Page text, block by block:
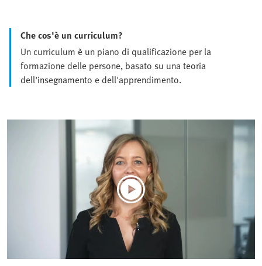
Che cos'è un curriculum?
Un curriculum è un piano di qualificazione per la
formazione delle persone, basato su una teoria
dell'insegnamento e dell'apprendimento.